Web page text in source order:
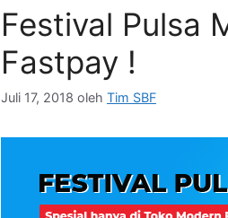
Festival Pulsa
Fastpay !
Juli 17, 2018 oleh Tim SBF